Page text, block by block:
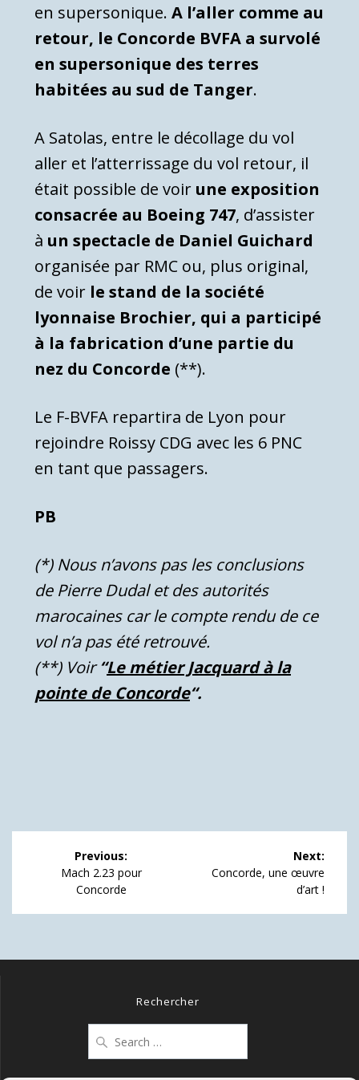
en supersonique. A l’aller comme au
retour, le Concorde BVFA a survolé
en supersonique des terres
habitées au sud de Tanger.
A Satolas, entre le décollage du vol
aller et l’atterrissage du vol retour, il
était possible de voir une exposition
consacrée au Boeing 747, d’assister
à un spectacle de Daniel Guichard
organisée par RMC ou, plus original,
de voir le stand de la société
lyonnaise Brochier, qui a participé
à la fabrication d’une partie du
nez du Concorde (**).
Le F-BVFA repartira de Lyon pour
rejoindre Roissy CDG avec les 6 PNC
en tant que passagers.
PB
(*) Nous n’avons pas les conclusions
de Pierre Dudal et des autorités
marocaines car le compte rendu de ce
vol n’a pas été retrouvé.
(**) Voir“Le métier Jacquard à la
pointe de Concorde“.
Navigation
l’article
Previous:
Previous
post:
Mach 2.23 pour
Concorde
Next:
Next
Concorde, une œuvre
d’art !
Rechercher
for: